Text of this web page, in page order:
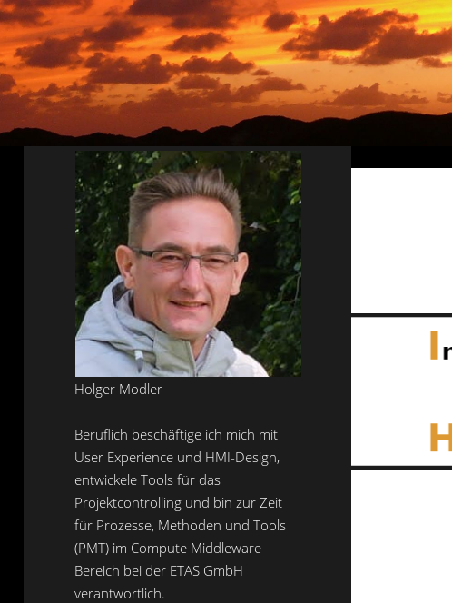
Tools und Tipps
(61)
Inlineskaten(103)
Holger Modler
Beruflich beschäftige ich mich mit
User Experience und HMI-Design,
entwickele Tools für das
Projektcontrolling und bin zur Zeit
für Prozesse, Methoden und Tools
(PMT) im Compute Middleware
Bereich bei der ETAS GmbH
verantwortlich.